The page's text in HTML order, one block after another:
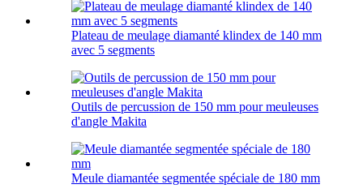
Plateau de meulage diamanté klindex de 140 mm
avec 5 segments
Outils de percussion de 150 mm pour meuleuses
d'angle Makita
Meule diamantée segmentée spéciale de 180 mm